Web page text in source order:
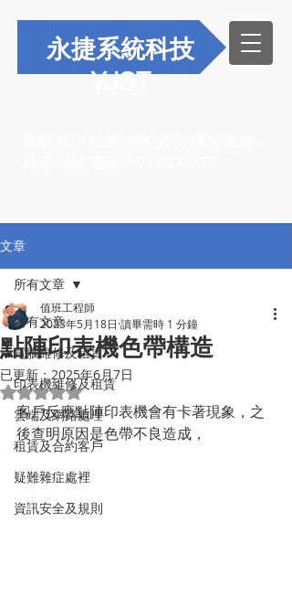
永捷系統科技
YJST
文章
所有文章
電腦維修及租賃
印表機維修及租賃
雲端及網路處理
租賃及合約客戶
疑難雜症處裡
資訊安全及規則
所有文章
點陣印表機色帶構造
值班工程師
2023年5月18日 讀畢需時 1 分鐘
已更新：2025年6月7日
評等為 NaN（最高為 5 顆星）。
客戶反應點陣印表機會有卡著現象，之
後查明原因是色帶不良造成，